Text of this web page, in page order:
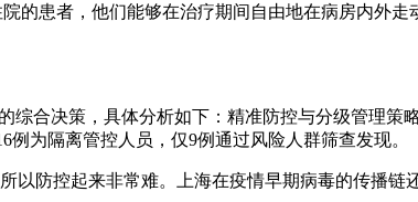
的患者，他们能够在治疗期间自由地在病房内外走
合决策，具体分析如下：精准防控与分级管理策
为隔离管控人员，仅9例通过风险人群筛查发现。
防控起来非常难。上海在疫情早期病毒的传播链